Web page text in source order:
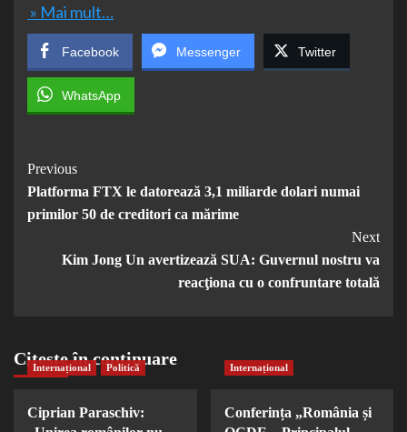
» Mai mult…
Facebook Messenger Twitter
WhatsApp
Post
Navigation
Previous
Platforma FTX le datorează 3,1 miliarde dolari numai
primilor 50 de creditori ca mărime
Next
Kim Jong Un avertizează SUA: Guvernul nostru va
reacţiona cu o confruntare totală
Citește în continuare
Internațional Politică
Ciprian Paraschiv:
Internațional
Conferința „România și